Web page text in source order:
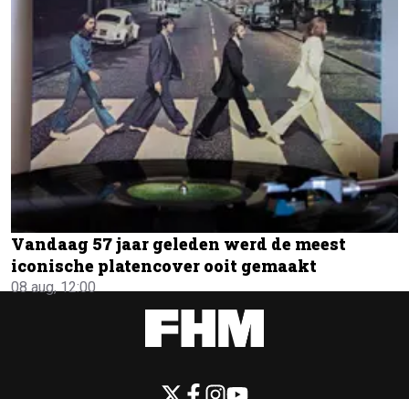
Vandaag 57 jaar geleden werd de meest
iconische platencover ooit gemaakt
08 aug, 12:00